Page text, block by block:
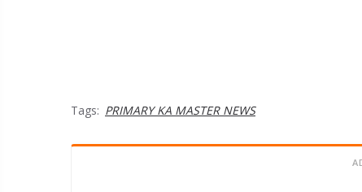
Tags: PRIMARY KA MASTER NEWS